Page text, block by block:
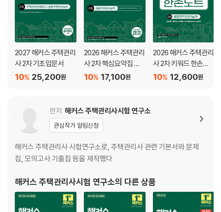
2027 해커스 주택관리
사 2차 기초입문서
25,200원
10%
2026 해커스 주택관리
사 2차 핵심요약집 공
동주택관리실무
17,100원
10%
2026 해커스 주택관리
사 2차 키워드 한손노
트 공동주택관리실무
12,600원
10%
편저 해커스 주택관리사시험 연구소
관심작가 알림신청
해커스 주택관리사 시험연구소로, 주택관리사 관련 기본서와 문제
집, 모의고사 기출집 등을 제작했다.
해커스 주택관리사시험 연구소의 다른 상품